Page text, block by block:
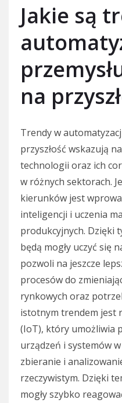
Jakie są
na
Trendy w
przyszłość wskazują
technologii oraz ich
w różnych sektorach.
kierunków jest
inteligencji i uczenia
produkcyjnych. Dzięki
będą mogły uczyć się
pozwoli na jeszcze
procesów do
rynkowych oraz
istotnym trendem jest
(IoT), który umożliwia
urządzeń i systemów
zbieranie i
rzeczywistym. Dzięki
mogły szybko